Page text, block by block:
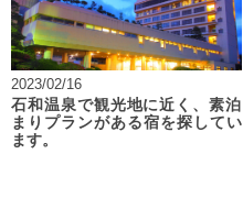
2023/02/16
石和温泉で観光地に近く、素泊
まりプランがある宿を探してい
ます。